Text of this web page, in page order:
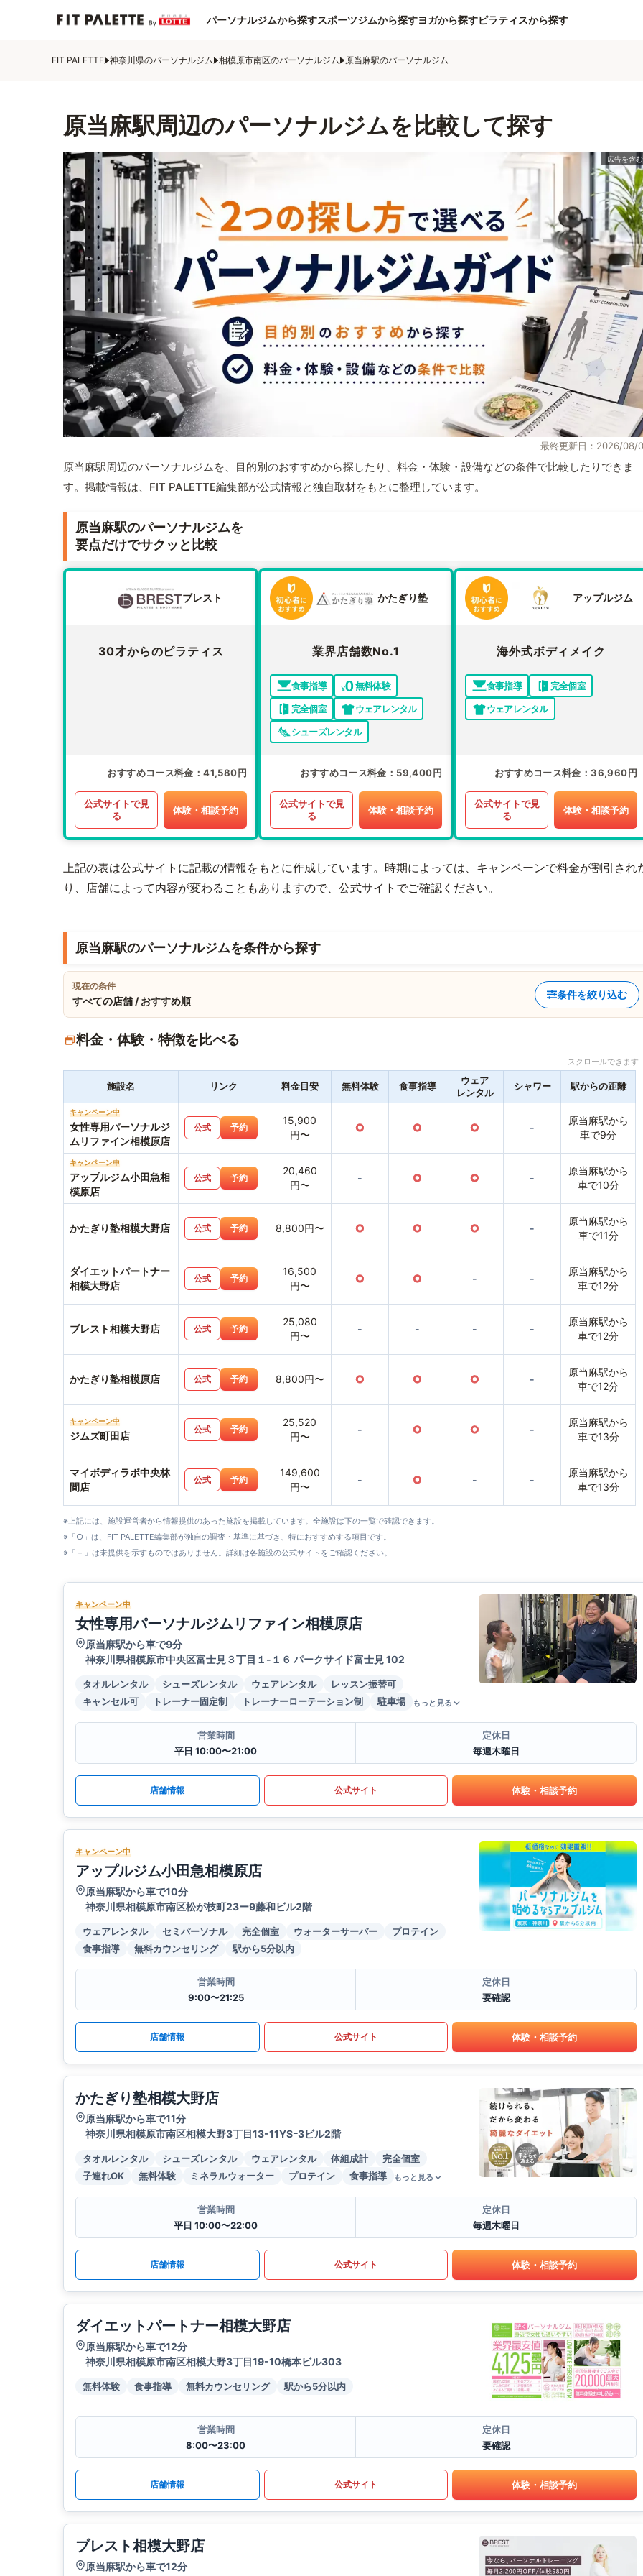
パーソナルジムから探すスポーツジムから探すヨガから探すピラティスから探す
FIT PALETTE 神奈川県のパーソナルジム 相模原市南区のパーソナルジム 原当麻駅のパーソナルジム
原当麻駅周辺のパーソナルジムを比較して探す
最終更新日：2026/08/
原当麻駅周辺のパーソナルジムを、目的別のおすすめから探したり、料金・体験・設備などの条件で比較したりできま
す。掲載情報は、FIT PALETTE編集部が公式情報と独自取材をもとに整理しています。
原当麻駅のパーソナルジムを
要点だけでサクッと比較
ブレスト
30才からのピラティス
おすすめコース料金 41,580円
公式サイトで見
る
体験・相談予約
かたぎり塾
業界店舗数No.1
食事指導
無料体験
完全個室
ウェアレンタル
シューズレンタル
おすすめコース料金 59,400円
公式サイトで見
る
体験・相談予約
アップルジム
海外式ボディメイク
食事指導
完全個室
ウェアレンタル
おすすめコース料金 36,960円
公式サイトで見
る
体験・相談予約
上記の表は公式サイトに記載の情報をもとに作成しています。時期によっては、キャンペーンで料金が割引され
り、店舗によって内容が変わることもありますので、公式サイトでご確認ください。
原当麻駅のパーソナルジムを条件から探す
現在の条件
すべての店舗 / おすすめ順
条件を絞り込む
料金・体験・特徴を比べる
スクロールできま
施設名 リンク 料金目安 無料体験 食事指導
ウェア
レンタル
シャワー 駅からの距離
キャンペーン中
女性専用パーソナルジ
ムリファイン相模原店
公式 予約
15,900
円〜
○ ○ ○ -
原当麻駅から
車で9分
キャンペーン中
アップルジム小田急相
模原店
公式 予約
20,460
円〜
- ○ ○ -
原当麻駅から
車で10分
かたぎり塾相模大野店 公式 予約 8,800円〜 ○ ○ ○ -
原当麻駅から
車で11分
ダイエットパートナー
相模大野店
公式 予約
16,500
円〜
○ ○ - -
原当麻駅から
車で12分
ブレスト相模大野店 公式 予約
25,080
円〜
- - - -
原当麻駅から
車で12分
かたぎり塾相模原店 公式 予約 8,800円〜 ○ ○ ○ -
原当麻駅から
車で12分
キャンペーン中
ジムズ町田店
公式 予約
25,520
円〜
- ○ ○ -
原当麻駅から
車で13分
マイボディラボ中央林
間店
公式 予約
149,600
円〜
- ○ - -
原当麻駅から
車で13分
※上記には、施設運営者から情報提供のあった施設を掲載しています。全施設は下の一覧で確認できます。
※「○」は、FIT PALETTE編集部が独自の調査・基準に基づき、特におすすめする項目です。
※「－」は未提供を示すものではありません。詳細は各施設の公式サイトをご確認ください。
キャンペーン中
女性専用パーソナルジムリファイン相模原店
原当麻駅から車で9分
神奈川県相模原市中央区富士見３丁目１-１６ パークサイド富士見 102
タオルレンタル シューズレンタル ウェアレンタル
レッスン振替可
キャンセル可
トレーナー固定制 トレーナーローテーション制 駐車場 もっと見る
営業時間
平日 10:00〜21:00
定休日
毎週木曜日
店舗情報 公式サイト 体験・相談予約
キャンペーン中
アップルジム小田急相模原店
原当麻駅から車で10分
神奈川県相模原市南区松が枝町23ー9藤和ビル2階
ウェアレンタル セミパーソナル 完全個室 ウォーターサーバー
プロテイン
食事指導
無料カウンセリング 駅から5分以内
営業時間
9:00〜21:25
定休日
要確認
店舗情報 公式サイト 体験・相談予約
かたぎり塾相模大野店
原当麻駅から車で11分
神奈川県相模原市南区相模大野3丁目13-11YSｰ3ビル2階
タオルレンタル シューズレンタル ウェアレンタル 体組成計
完全個室
子連れOK
無料体験 ミネラルウォーター プロテイン 食事指導 もっと見る
営業時間
平日 10:00〜22:00
定休日
毎週木曜日
店舗情報 公式サイト 体験・相談予約
ダイエットパートナー相模大野店
原当麻駅から車で12分
神奈川県相模原市南区相模大野3丁目19-10橋本ビル303
無料体験 食事指導 無料カウンセリング 駅から5分以内
営業時間
8:00〜23:00
定休日
要確認
店舗情報 公式サイト 体験・相談予約
ブレスト相模大野店
原当麻駅から車で12分